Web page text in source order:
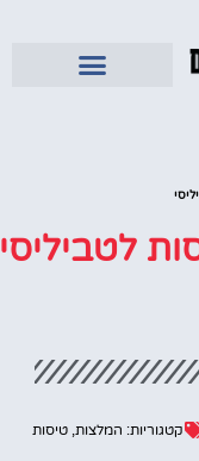
לטביליסי
קטגוריות: המלצות, טיסות